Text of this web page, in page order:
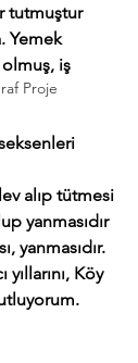
Proje
tutmuştur
Yemek
iş
alıp tütmesi
yanmasıdır
yanmasıdır.
yıllarını, Köy